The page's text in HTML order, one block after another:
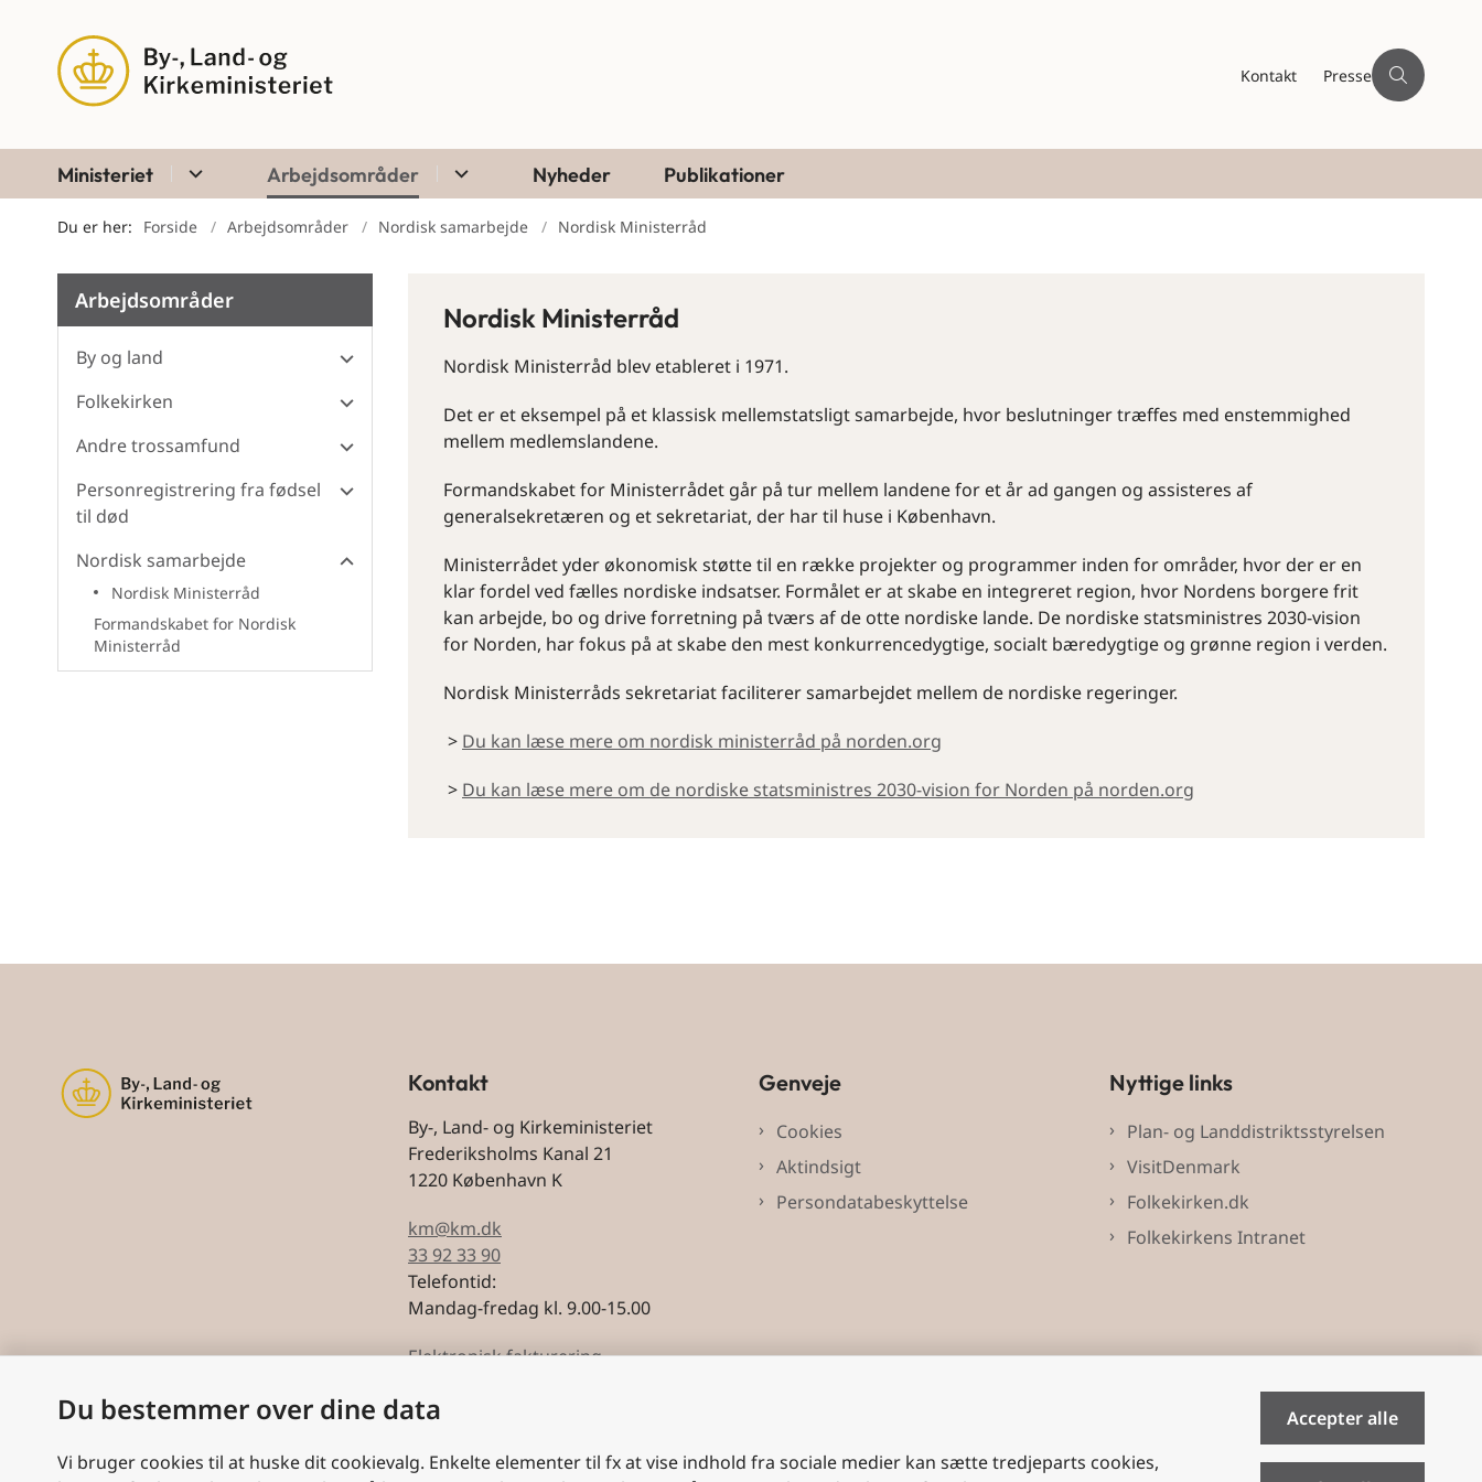
Kontakt Presse
Ministeriet Arbejdsområder Nyheder Publikationer
Du er her: Forside Arbejdsområder Nordisk samarbejde Nordisk Ministerråd
Arbejdsområder
By og land
Folkekirken
Andre trossamfund
Personregistrering fra fødsel
til død
Nordisk samarbejde
Nordisk Ministerråd
Formandskabet for Nordisk
Ministerråd
Nordisk Ministerråd
Nordisk Ministerråd blev etableret i 1971.
Det er et eksempel på et klassisk mellemstatsligt samarbejde, hvor beslutninger træffes med enstemmighed
mellem medlemslandene.
Formandskabet for Ministerrådet går på tur mellem landene for et år ad gangen og assisteres af
generalsekretæren og et sekretariat, der har til huse i København.
Ministerrådet yder økonomisk støtte til en række projekter og programmer inden for områder, hvor der er en
klar fordel ved fælles nordiske indsatser. Formålet er at skabe en integreret region, hvor Nordens borgere frit
kan arbejde, bo og drive forretning på tværs af de otte nordiske lande. De nordiske statsministres 2030-vision
for Norden, har fokus på at skabe den mest konkurrencedygtige, socialt bæredygtige og grønne region i verden.
Nordisk Ministerråds sekretariat faciliterer samarbejdet mellem de nordiske regeringer.
> Du kan læse mere om nordisk ministerråd på norden.org
> Du kan læse mere om de nordiske statsministres 2030-vision for Norden på norden.org
Kontakt
By-, Land- og Kirkeministeriet
Frederiksholms Kanal 21
1220 København K
km@km.dk
33 92 33 90
Telefontid:
Mandag-fredag kl. 9.00-15.00
Elektronisk fakturering
CVR: 59743228
Genveje
Cookies
Aktindsigt
Persondatabeskyttelse
Nyttige links
Plan- og Landdistriktsstyrelsen
VisitDenmark
Folkekirken.dk
Folkekirkens Intranet
Du bestemmer over dine data
Vi bruger cookies til at huske dit cookievalg. Enkelte elementer til fx at vise indhold fra sociale medier kan sætte tredjeparts cookies,
Accepter alle